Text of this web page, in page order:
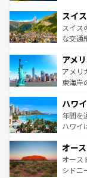
れる地
を参照
は、お酒
ドイツ
リアご
ティー
戦など
ンツ一
スイス
スイス
な交通
の建物
博物館
ことが
ば市内
着のス
アメ
アメリ
東海岸
のよう
ンメン
西部に
部のニ
文化が
しみな
ハワイ
年間を
ハワイ
ワイ島
島だが
おすす
オー
オース
シドニ